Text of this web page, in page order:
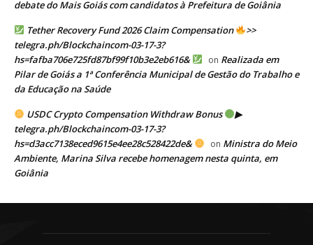
debate do Mais Goiás com candidatos à Prefeitura de Goiânia
Tether Recovery Fund 2026 Claim Compensation
>>
telegra.ph/Blockchaincom-03-17-3?
hs=fafba706e725fd87bf99f10b3e2eb616&
on Realizada em
Pilar de Goiás a 1ª Conferência Municipal de Gestão do Trabalho e
da Educação na Saúde
USDC Crypto Compensation Withdraw Bonus
▶
telegra.ph/Blockchaincom-03-17-3?
hs=d3acc7138eced9615e4ee28c528422de&
on Ministra do Meio
Ambiente, Marina Silva recebe homenagem nesta quinta, em
Goiânia